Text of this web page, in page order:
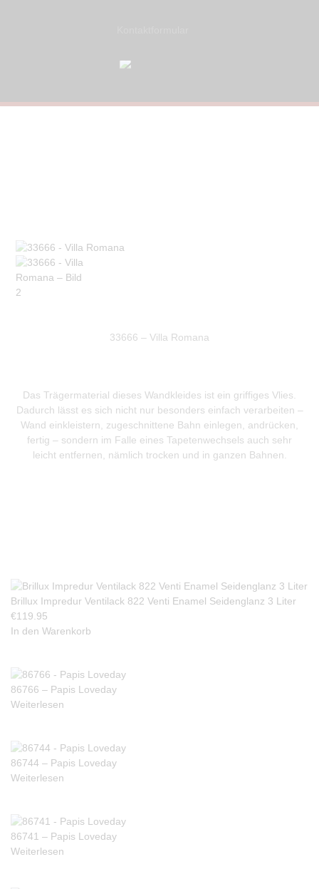
33666 – Villa Romana
Das Trägermaterial dieses Wandkleides ist ein griffiges Vlies.
Dadurch lässt es sich nicht nur besonders einfach verarbeiten –
Wand einkleistern, zugeschnittene Bahn einlegen, andrücken,
fertig – sondern im Falle eines Tapetenwechsels auch sehr
leicht entfernen, nämlich trocken und in ganzen Bahnen.
Brillux Impredur Ventilack 822 Venti Enamel Seidenglanz 3 Liter
€119.95
In den Warenkorb
86766 – Papis Loveday
Weiterlesen
86744 – Papis Loveday
Weiterlesen
86741 – Papis Loveday
Weiterlesen